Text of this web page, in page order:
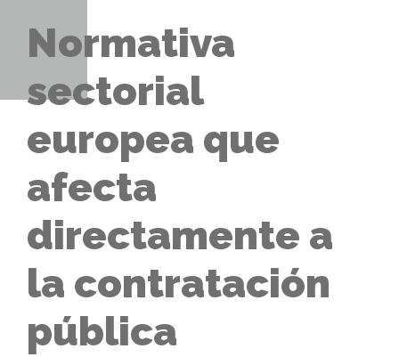
Normativa
sectorial
europea que
afecta
directamente a
la contratación
pública